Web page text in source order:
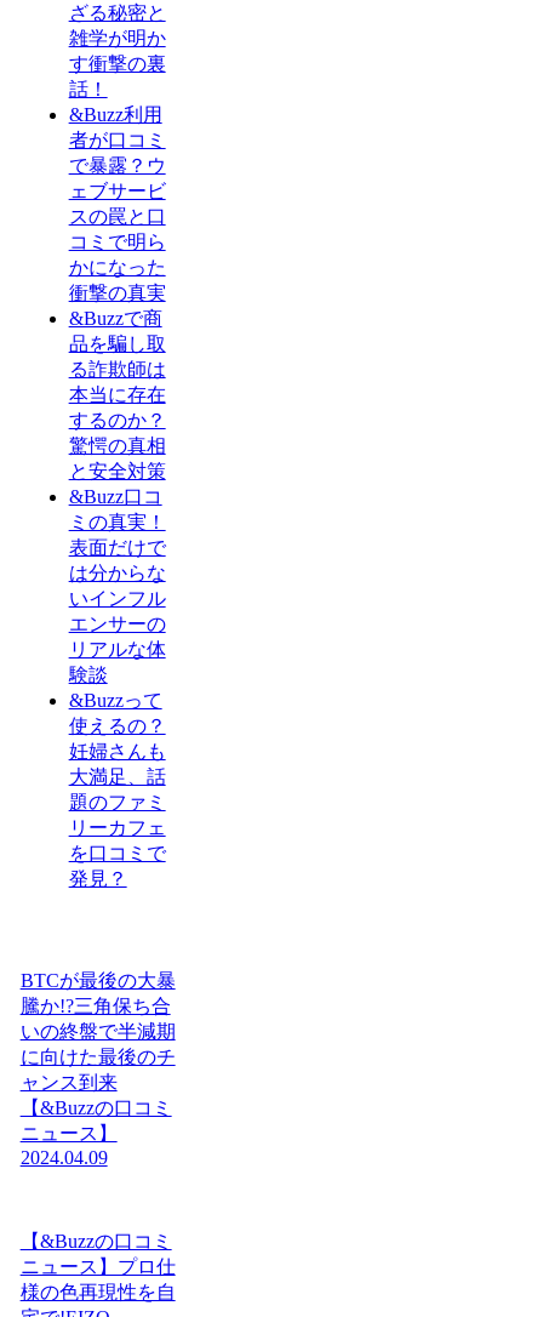
ざる秘密と
雑学が明か
す衝撃の裏
話！
&Buzz利用
者が口コミ
で暴露？ウ
ェブサービ
スの罠と口
コミで明ら
かになった
衝撃の真実
&Buzzで商
品を騙し取
る詐欺師は
本当に存在
するのか？
驚愕の真相
と安全対策
&Buzz口コ
ミの真実！
表面だけで
は分からな
いインフル
エンサーの
リアルな体
験談
&Buzzって
使えるの？
妊婦さんも
大満足、話
題のファミ
リーカフェ
を口コミで
発見？
BTCが最後の大暴
騰か!?三角保ち合
いの終盤で半減期
に向けた最後のチ
ャンス到来
【&Buzzの口コミ
ニュース】
2024.04.09
【&Buzzの口コミ
ニュース】プロ仕
様の色再現性を自